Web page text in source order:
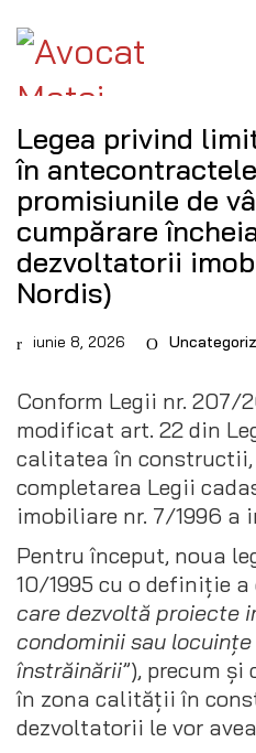
Legea privind
în
promisiunile de
cumpărare
dezvoltatorii
Nordis)
iunie 8, 2026
Conform Legii nr. 207/
modificat art. 22 din
calitatea în constructii,
completarea Legii
imobiliare nr. 7/1996 a
Pentru început, noua
10/1995 cu o definiție
care dezvoltă proiecte
condominii sau
înstrăinării”), precum
în zona calității în
dezvoltatorii le vor